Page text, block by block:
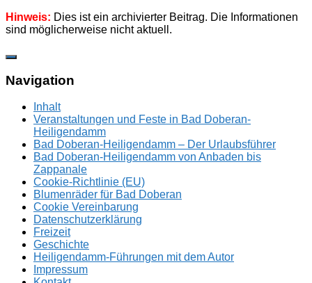
Hinweis: Dies ist ein archivierter Beitrag. Die Informationen
sind möglicherweise nicht aktuell.
Zum
springen
Navigation
Inhalt
Veranstaltungen und Feste in Bad Doberan-
Heiligendamm
Bad Doberan-Heiligendamm – Der Urlaubsführer
Bad Doberan-Heiligendamm von Anbaden bis
Zappanale
Cookie-Richtlinie (EU)
Blumenräder für Bad Doberan
Cookie Vereinbarung
Datenschutzerklärung
Freizeit
Geschichte
Heiligendamm-Führungen mit dem Autor
Impressum